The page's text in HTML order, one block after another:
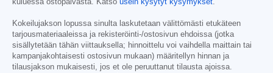
kuluessa ostopäivästä. Katso usein kysytyt kysymykset.
Kokeilujakson lopussa sinulta laskutetaan välittömästi etukäteen
tarjousmateriaaleissa ja rekisteröinti-/ostosivun ehdoissa (jotka
sisällytetään tähän viittauksella; hinnoittelu voi vaihdella maittain tai
kampanjakohtaisesti ostosivun mukaan) määritellyn hinnan ja
tilausjakson mukaisesti, jos et ole peruuttanut tilausta ajoissa.